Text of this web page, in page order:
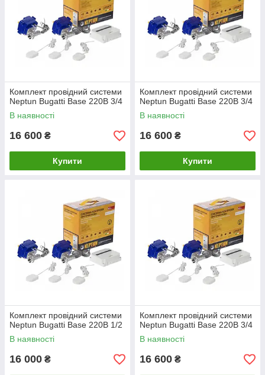
Комплект провідний системи
Neptun Bugatti Base 220B 3/4
В наявності
16 600 ₴
Купити
Комплект провідний системи
Neptun Bugatti Base 220B 3/4
В наявності
16 600 ₴
Купити
Комплект провідний системи
Neptun Bugatti Base 220B 1/2
В наявності
16 000 ₴
Комплект провідний системи
Neptun Bugatti Base 220B 3/4
В наявності
16 600 ₴